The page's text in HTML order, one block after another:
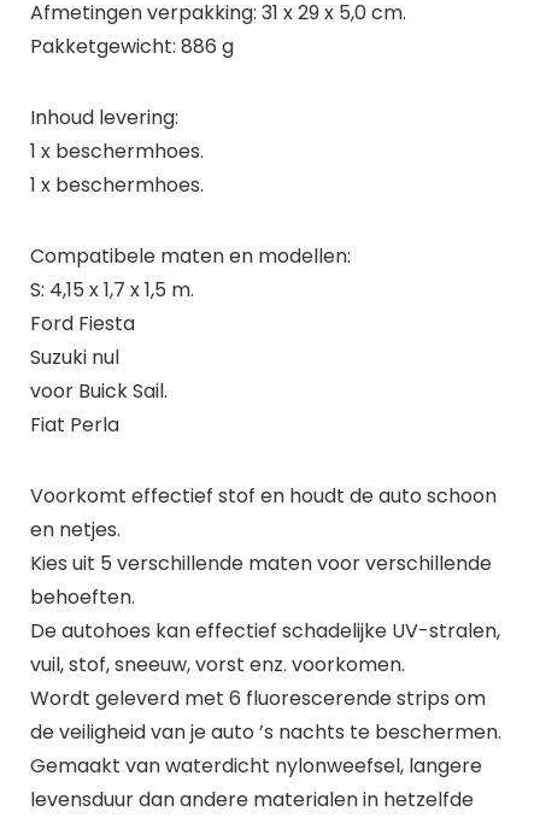
Afmetingen verpakking: 31 x 29 x 5,0 cm.
Pakketgewicht: 886 g
Inhoud levering:
1 x beschermhoes.
1 x beschermhoes.
Compatibele maten en modellen:
S: 4,15 x 1,7 x 1,5 m.
Ford Fiesta
Suzuki nul
voor Buick Sail.
Fiat Perla
Voorkomt effectief stof en houdt de auto schoon
en netjes.
Kies uit 5 verschillende maten voor verschillende
behoeften.
De autohoes kan effectief schadelijke UV-stralen,
vuil, stof, sneeuw, vorst enz. voorkomen.
Wordt geleverd met 6 fluorescerende strips om
de veiligheid van je auto ’s nachts te beschermen.
Gemaakt van waterdicht nylonweefsel, langere
levensduur dan andere materialen in hetzelfde